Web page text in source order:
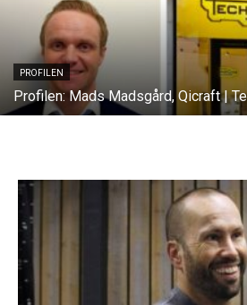
PROFILEN
Profilen: Mads Madsgård, Qicraft |